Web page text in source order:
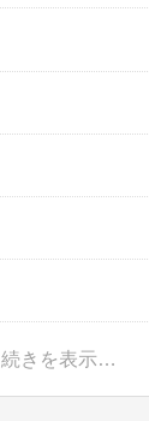
続きを表示…